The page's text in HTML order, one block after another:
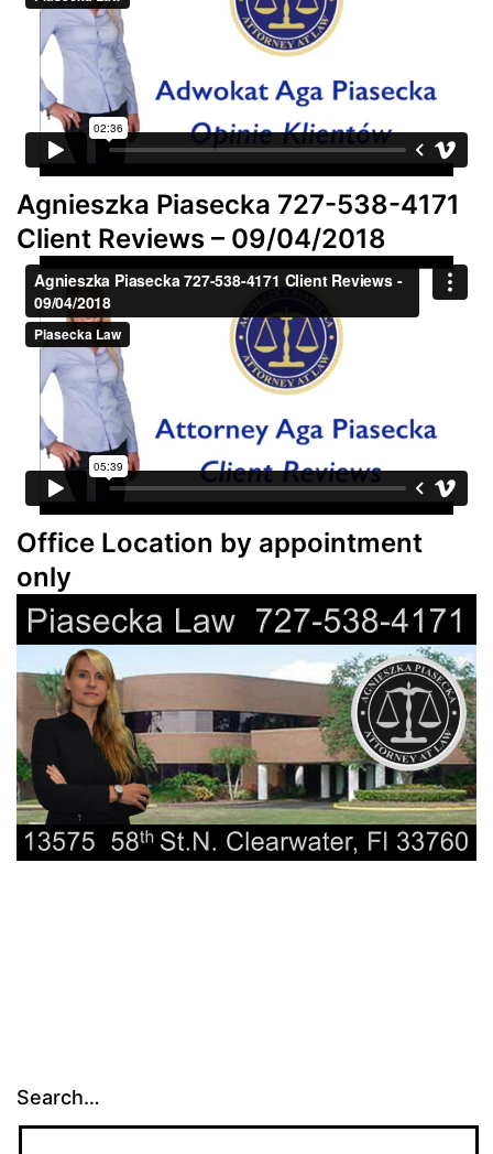
Agnieszka Piasecka 727-538-4171
Client Reviews – 09/04/2018
Office Location by appointment
only
Search…